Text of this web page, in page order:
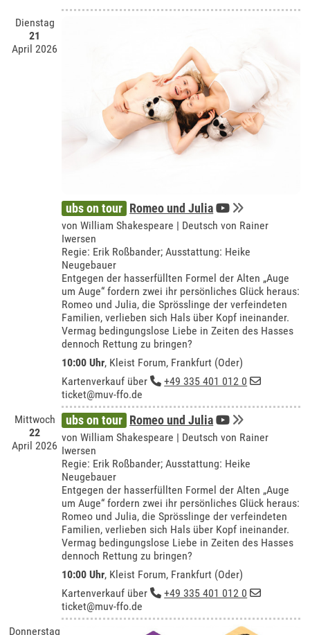
Dienstag
21
April 2026
ubs on tour Romeo und Julia
von William Shakespeare | Deutsch von Rainer
Iwersen
Regie: Erik Roßbander; Ausstattung: Heike
Neugebauer
Entgegen der hasserfüllten Formel der Alten „Auge
um Auge“ fordern zwei ihr persönliches Glück heraus:
Romeo und Julia, die Sprösslinge der verfeindeten
Familien, verlieben sich Hals über Kopf ineinander.
Vermag bedingungslose Liebe in Zeiten des Hasses
dennoch Rettung zu bringen?
10:00 Uhr, Kleist Forum, Frankfurt (Oder)
Kartenverkauf über
+49 335 401 012 0
ticket@muv-ffo.de
Mittwoch
22
April 2026
ubs on tour Romeo und Julia
von William Shakespeare | Deutsch von Rainer
Iwersen
Regie: Erik Roßbander; Ausstattung: Heike
Neugebauer
Entgegen der hasserfüllten Formel der Alten „Auge
um Auge“ fordern zwei ihr persönliches Glück heraus:
Romeo und Julia, die Sprösslinge der verfeindeten
Familien, verlieben sich Hals über Kopf ineinander.
Vermag bedingungslose Liebe in Zeiten des Hasses
dennoch Rettung zu bringen?
10:00 Uhr, Kleist Forum, Frankfurt (Oder)
Kartenverkauf über
+49 335 401 012 0
ticket@muv-ffo.de
Donnerstag